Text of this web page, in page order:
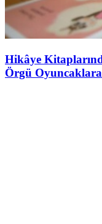
Hikâye
Örgü